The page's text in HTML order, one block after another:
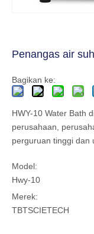
Penangas air
Bagikan ke:
HWY-10 Water Bath
perusahaan,
perguruan tinggi dan
Model:
Hwy-10
Merek:
TBTSCIETECH